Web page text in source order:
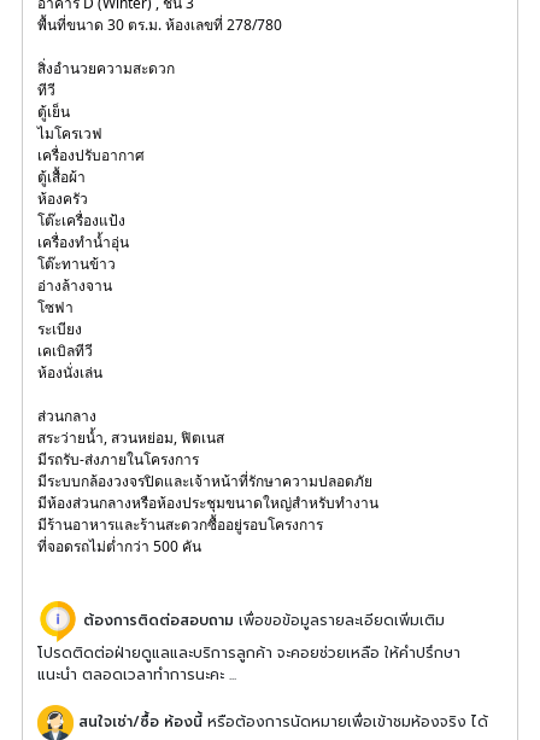
พื้นที่ขนาด 30 ตร.ม. ห้องเลขที่ 278/780
สิ่งอำนวยความสะดวก
ทีวี
ตู้เย็น
ไมโครเวฟ
เครื่องปรับอากาศ
ตู้เสื้อผ้า
ห้องครัว
โต๊ะเครื่องแป้ง
เครื่องทำน้ำอุ่น
โต๊ะทานข้าว
อ่างล้างจาน
โซฟา
ระเบียง
เคเบิลทีวี
ห้องนั่งเล่น
ส่วนกลาง
สระว่ายน้ำ, สวนหย่อม, ฟิตเนส
มีรถรับ-ส่งภายในโครงการ
มีระบบกล้องวงจรปิดและเจ้าหน้าที่รักษาความปลอดภัย
มีห้องส่วนกลางหรือห้องประชุมขนาดใหญ่สำหรับทำงาน
มีร้านอาหารและร้านสะดวกซื้ออยู่รอบโครงการ
ที่จอดรถไม่ต่ำกว่า 500 คัน
ต้องการติดต่อสอบถาม เพื่อขอข้อมูลรายละเอียดเพิ่มเติม
โปรดติดต่อฝ่ายดูแลและบริการลูกค้า จะคอยช่วยเหลือ ให้คำปรึกษา
แนะนำ ตลอดเวลาทำการนะคะ ...
สนใจเช่า/ซื้อ ห้องนี้ หรือต้องการนัดหมายเพื่อเข้าชมห้องจริง ได้